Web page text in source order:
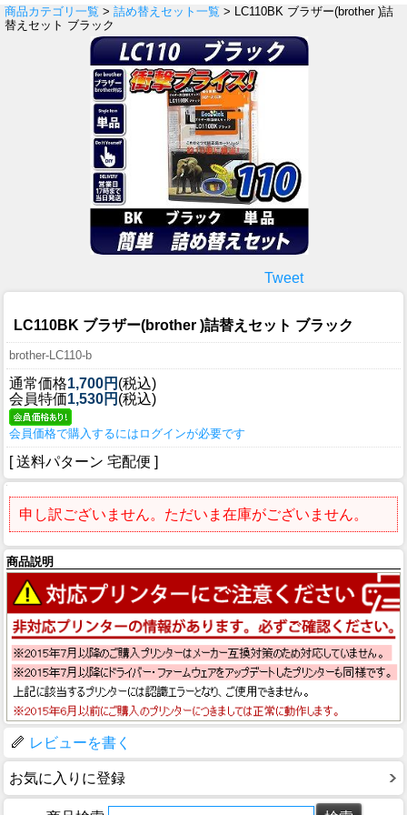
商品カテゴリ一覧 > 詰め替えセット一覧 > LC110BK ブラザー(brother )詰
替えセット ブラック
Tweet
LC110BK ブラザー(brother )詰替えセット ブラック
brother-LC110-b
通常価格1,700円 (税込)
会員特価1,530円 (税込)
会員価格で購入するにはログインが必要です
[ 送料パターン 宅配便 ]
申し訳ございません。ただいま在庫がございません。
商品説明
レビューを書く
お気に入りに登録